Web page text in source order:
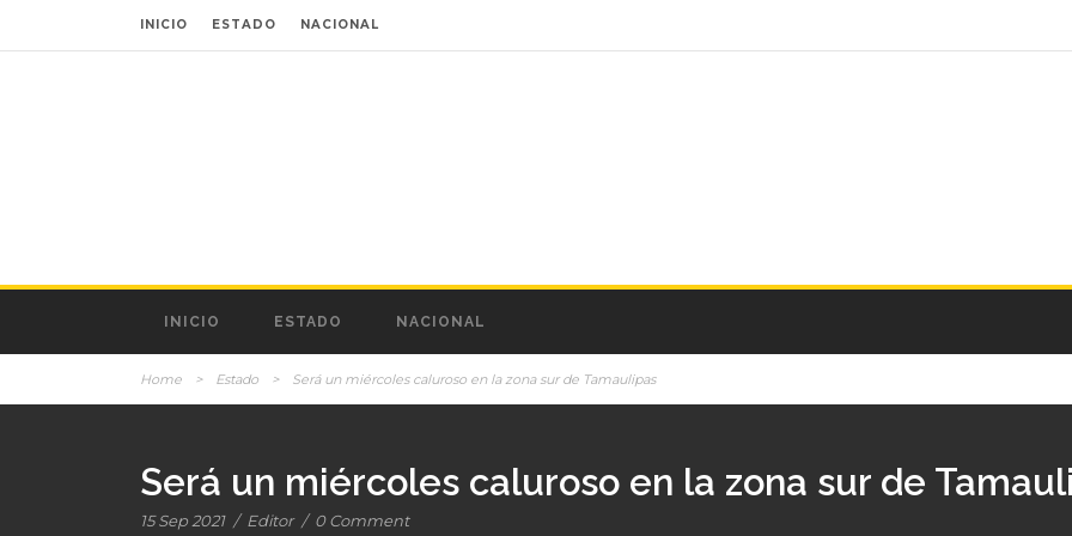
INICIO ESTADO NACIONAL
INICIO ESTADO NACIONAL
Home > Estado > Será un miércoles caluroso en la zona sur de Tamaulipas
Será un miércoles caluroso en la zona sur de
15 Sep 2021 / Editor / 0 Comment